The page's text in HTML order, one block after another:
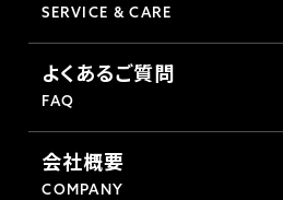
SERVICE & CARE
よくあるご質問
FAQ
会社概要
COMPANY